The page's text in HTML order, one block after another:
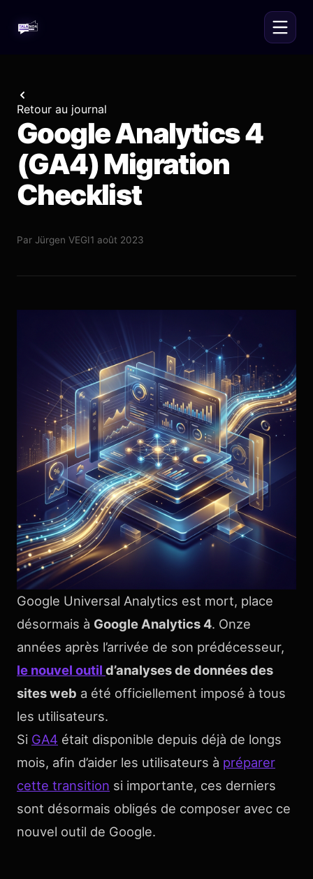
Retour au journal
Google Analytics 4
(GA4) Migration
Checklist
Par Jürgen VEGI1 août 2023
Google Universal Analytics est mort, place
désormais à Google Analytics 4. Onze
années après l’arrivée de son prédécesseur,
le nouvel outil d’analyses de données des
sites web a été officiellement imposé à tous
les utilisateurs.
Si GA4 était disponible depuis déjà de longs
mois, afin d’aider les utilisateurs à préparer
cette transition si importante, ces derniers
sont désormais obligés de composer avec ce
nouvel outil de Google.